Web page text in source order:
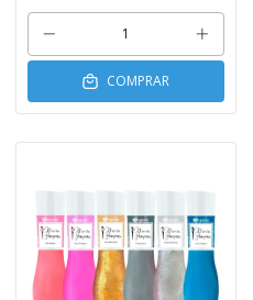
COMPRAR